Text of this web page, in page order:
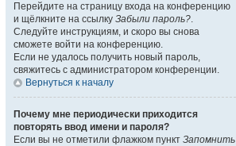
Перейдите на страницу входа на конференцию
и щёлкните на ссылку Забыли пароль?.
Следуйте инструкциям, и скоро вы снова
сможете войти на конференцию.
Если не удалось получить новый пароль,
свяжитесь с администратором конференции.
Вернуться к началу
Почему мне периодически приходится
повторять ввод имени и пароля?
Если вы не отметили флажком пункт Запомнить